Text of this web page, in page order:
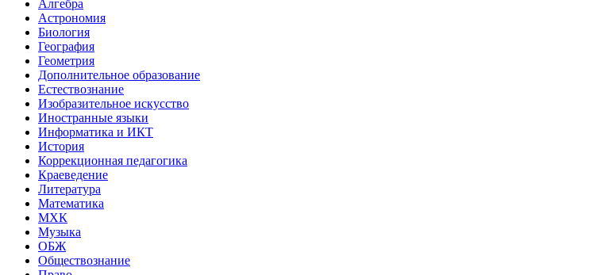
Алгебра
Астрономия
Биология
География
Геометрия
Дополнительное образование
Естествознание
Изобразительное искусство
Иностранные языки
Информатика и ИКТ
История
Коррекционная педагогика
Краеведение
Литература
Математика
МХК
Музыка
ОБЖ
Обществознание